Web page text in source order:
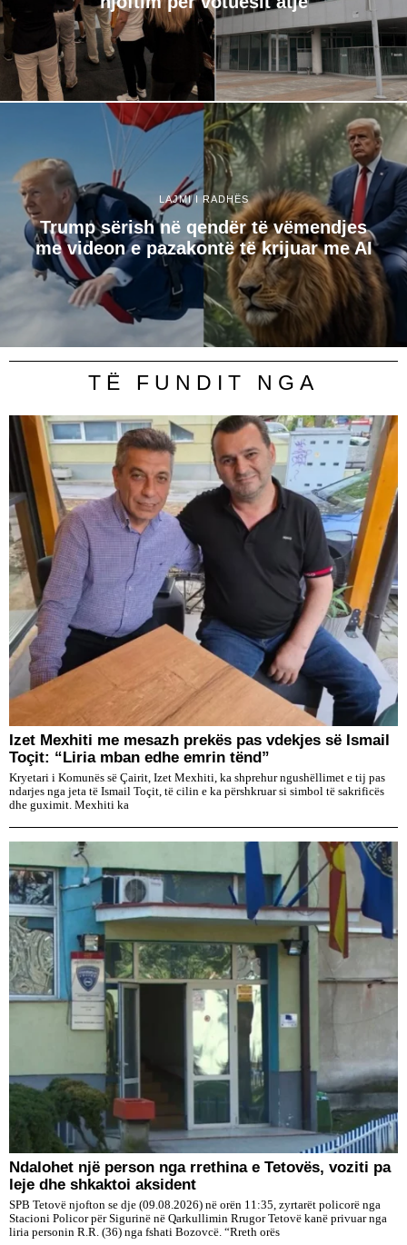
LAJMI I RADHËS
Trump sërish në qendër të vëmendjes
me videon e pazakontë të krijuar me AI
TË FUNDIT NGA
Izet Mexhiti me mesazh prekës pas vdekjes së Ismail
Toçit: “Liria mban edhe emrin tënd”
Kryetari i Komunës së Çairit, Izet Mexhiti, ka shprehur ngushëllimet e tij pas
ndarjes nga jeta të Ismail Toçit, të cilin e ka përshkruar si simbol të sakrificës
dhe guximit. Mexhiti ka
Ndalohet një person nga rrethina e Tetovës, voziti pa
leje dhe shkaktoi aksident
SPB Tetovë njofton se dje (09.08.2026) në orën 11:35, zyrtarët policorë nga
Stacioni Policor për Sigurinë në Qarkullimin Rrugor Tetovë kanë privuar nga
liria personin R.R. (36) nga fshati Bozovcë. “Rreth orës